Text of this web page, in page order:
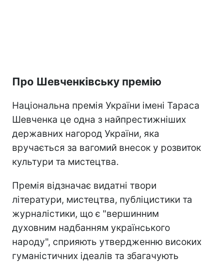
Про Шевченківську премію
Національна премія України імені Тараса
Шевченка це одна з найпрестижніших
державних нагород України, яка
вручається за вагомий внесок у розвиток
культури та мистецтва.
Премія відзначає видатні твори
літератури, мистецтва, публіцистики та
журналістики, що є "вершинним
духовним надбанням українського
народу", сприяють утвердженню високих
гуманістичних ідеалів та збагачують